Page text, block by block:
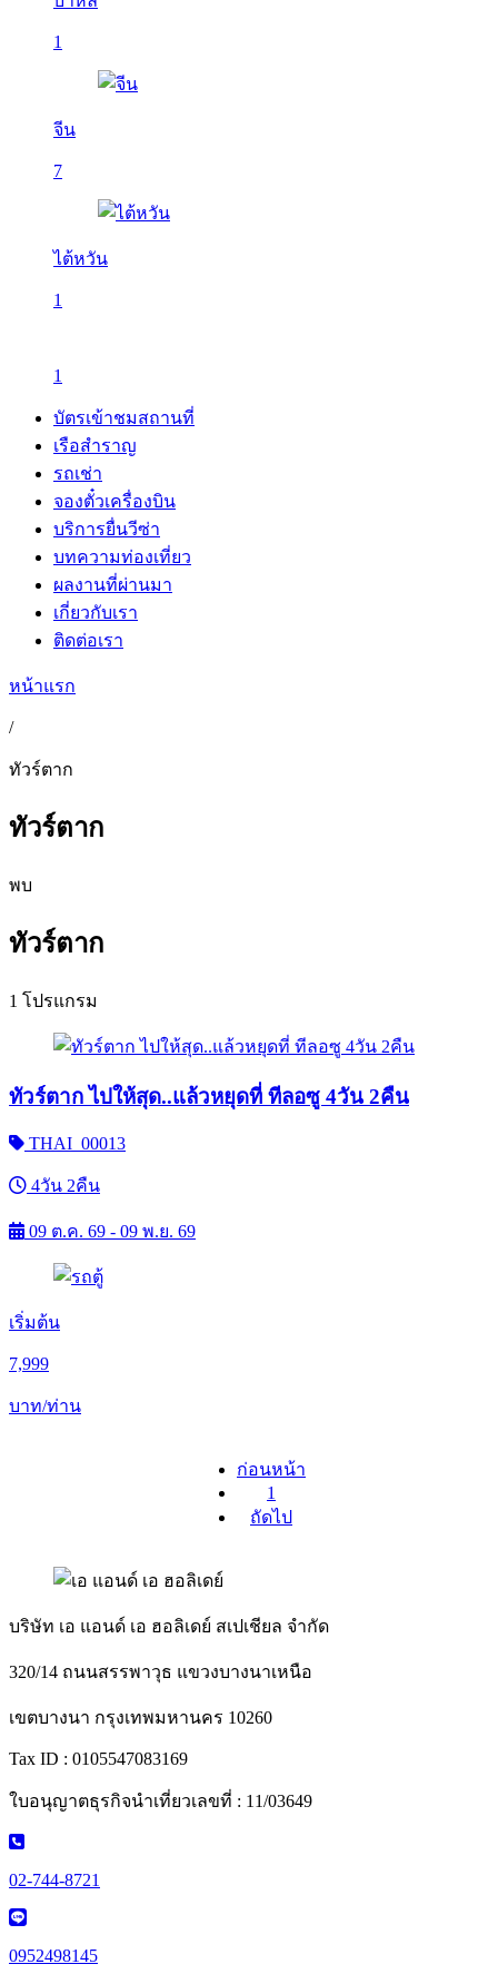
1
จีน
7
ไต้หวัน
1
1
บัตรเข้าชมสถานที่
เรือสำราญ
รถเช่า
จองตั๋วเครื่องบิน
บริการยื่นวีซ่า
บทความท่องเที่ยว
ผลงานที่ผ่านมา
เกี่ยวกับเรา
ติดต่อเรา
หน้าแรก
/
ทัวร์ตาก
ทัวร์ตาก
พบ
ทัวร์ตาก
1 โปรแกรม
ทัวร์ตาก ไปให้สุด..แล้วหยุดที่ ทีลอซู 4วัน 2คืน
THAI_00013
4วัน 2คืน
09 ต.ค. 69 - 09 พ.ย. 69
เริ่มต้น
7,999
บาท/ท่าน
ก่อนหน้า
1
ถัดไป
บริษัท เอ แอนด์ เอ ฮอลิเดย์ สเปเชียล จำกัด
320/14 ถนนสรรพาวุธ แขวงบางนาเหนือ
เขตบางนา กรุงเทพมหานคร 10260
Tax ID : 0105547083169
ใบอนุญาตธุรกิจนำเที่ยวเลขที่ : 11/03649
02-744-8721
0952498145